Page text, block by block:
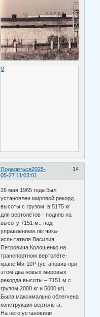
0
Поделиться 14
2025-
05-27 11:03:01
26 мая 1965 года был
установлен мировой рекорд
высоты с грузом: в 5175 кг
для вертолётов - подняв на
высоту 7151 м., под
управлением лётчика-
испытателя Василия
Петровича Колошенко на
транспортном вертолёте-
кране Ми-10Р (установив при
этом два новых мировых
рекорда высоты – 7151 м с
грузом 2000 кг и 5000 кг).
Была максимально облегчена
конструкция вертолёта.
На него установили